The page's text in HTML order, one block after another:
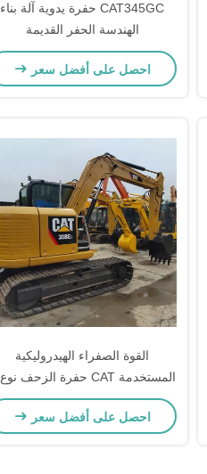
CAT345GC حفرة يدوية آلة بناء
الهندسة الحفر القديمة
احصل على أفضل سعر
القوة الصفراء الهيدروليكية
يد حفر CAT308D
احصل على أفضل سعر